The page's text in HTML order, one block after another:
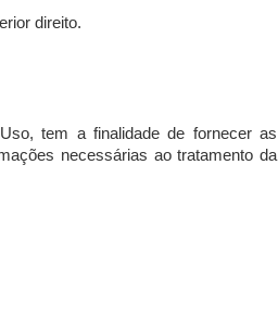
direito.
tem a finalidade de fornecer as
necessárias ao tratamento da